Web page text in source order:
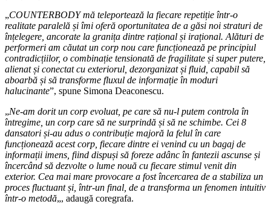
„COUNTERBODY mă teleportează la fiecare repetiție într-o
realitate paralelă și îmi oferă oportunitatea de a găsi noi straturi de
înțelegere, ancorate la granița dintre rațional și irațional. Alături de
performeri am căutat un corp nou care funcționează pe principiul
contradicțiilor, o combinație tensionată de fragilitate și super putere,
alienat și conectat cu exteriorul, dezorganizat și fluid, capabil să
aboarbă și să transforme fluxul de informație în moduri
halucinante”, spune Simona Deaconescu.
„Ne-am dorit un corp evoluat, pe care să nu-l putem controla în
întregime, un corp care să ne surprindă și să ne schimbe. Cei 8
dansatori și-au adus o contribuție majoră la felul în care
funcționează acest corp, fiecare dintre ei venind cu un bagaj de
informații imens, fiind dispuși să foreze adânc în fantezii ascunse și
încercând să dezvolte o lume nouă cu fiecare stimul venit din
exterior. Cea mai mare provocare a fost încercarea de a stabiliza un
proces fluctuant și, într-un final, de a transforma un fenomen intuitiv
într-o metodă„, adaugă coregrafa.